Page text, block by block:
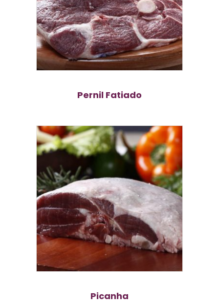
Pernil Fatiado
Picanha